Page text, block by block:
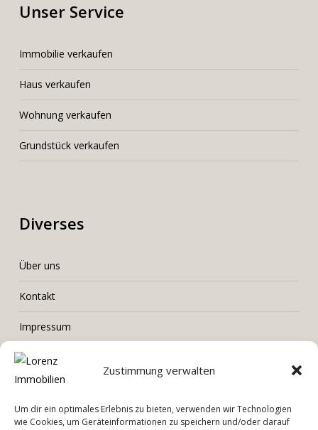
Zustimmung verwalten
Um dir ein optimales Erlebnis zu bieten, verwenden wir Technologien
wie Cookies, um Geräteinformationen zu speichern und/oder darauf
Unser Service
Immobilie verkaufen
Haus verkaufen
Wohnung verkaufen
Grundstück verkaufen
Diverses
Über uns
Kontakt
Impressum
Datenschutz